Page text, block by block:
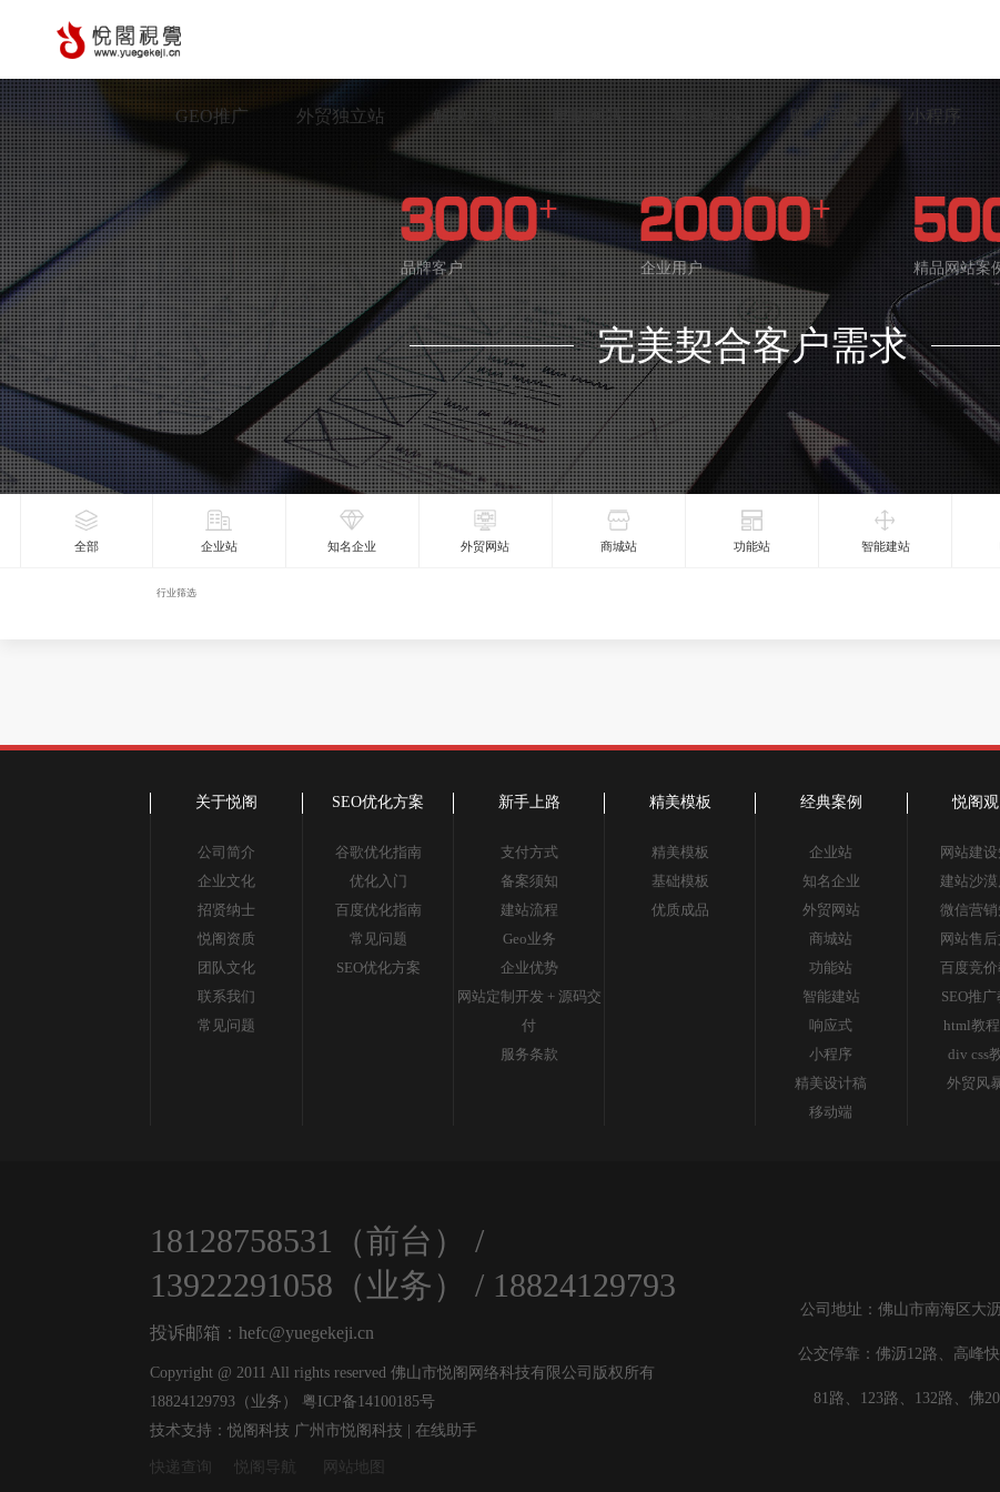
GEO推广 外贸独立站 解决方案 定制网站 智能网站 购物商城 小程序
品牌客户 企业用户 精品网站案
完美契合客户需求
全部 企业站 知名企业 外贸网站 商城站 功能站 智能建站
行业筛选
关于悦阁
公司简介
企业文化
招贤纳士
悦阁资质
团队文化
联系我们
常见问题
SEO优化方案
谷歌优化指南
优化入门
百度优化指南
常见问题
SEO优化方案
新手上路
支付方式
备案须知
建站流程
Geo业务
企业优势
网站定制开发 + 源码交
付
服务条款
精美模板
精美模板
基础模板
优质成品
经典案例
企业站
知名企业
外贸网站
商城站
功能站
智能建站
响应式
小程序
精美设计稿
移动端
悦阁
网站建
建站沙
微信营销
网站售
百度竞价
SEO推
html教
div css
外贸风
18128758531（前台）
/
13922291058（业务）
/ 18824129793
投诉邮箱：hefc@yuegekeji.cn
Copyright @ 2011 All rights reserved 佛山市悦阁网络科技有限公司版权所有
18824129793（业务） 粤ICP备14100185号
技术支持：悦阁科技 广州市悦阁科技 | 在线助手
快递查询 悦阁导航 网站地图
公司地址：佛山市南海区大
公交停靠：佛沥12路、高峰
81路、123路、132路、佛